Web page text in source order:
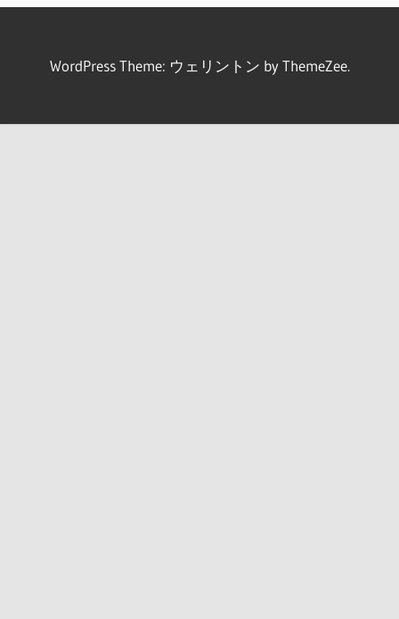
WordPress Theme: ウェリントン by ThemeZee.